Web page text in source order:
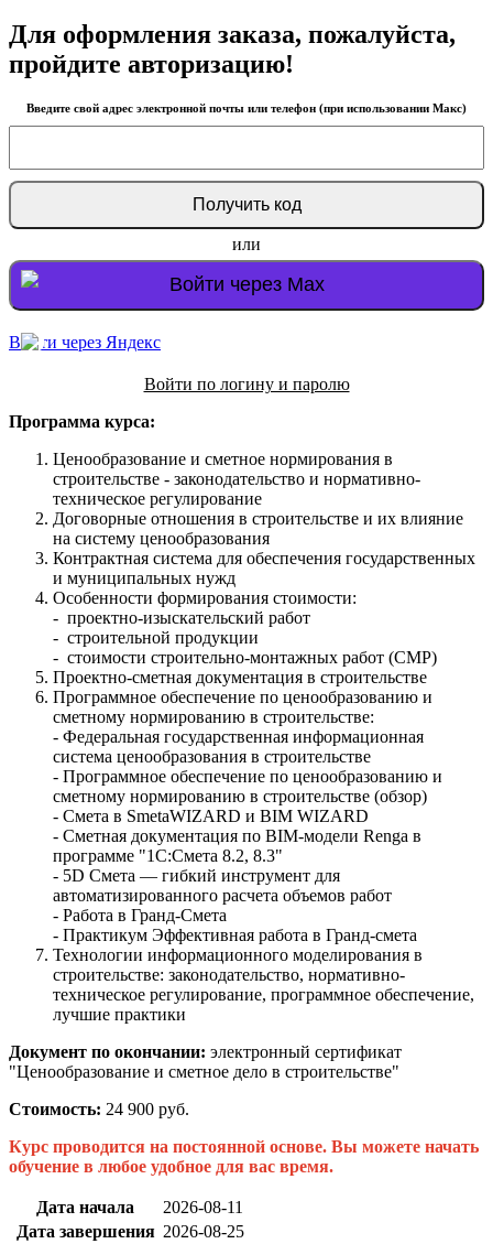
Для оформления заказа, пожалуйста,
пройдите авторизацию!
Введите свой адрес электронной почты или телефон (при использовании Макс)
или
Войти через Max
Войти через Яндекс
Войти по логину и паролю
Программа курса:
Ценообразование и сметное нормирования в
строительстве - законодательство и нормативно-
техническое регулирование
Договорные отношения в строительстве и их влияние
на систему ценообразования
Контрактная система для обеспечения государственных
и муниципальных нужд
Особенности формирования стоимости:
- проектно-изыскательский работ
- строительной продукции
- стоимости строительно-монтажных работ (СМР)
Проектно-сметная документация в строительстве
Программное обеспечение по ценообразованию и
сметному нормированию в строительстве:
- Федеральная государственная информационная
система ценообразования в строительстве
- Программное обеспечение по ценообразованию и
сметному нормированию в строительстве (обзор)
- Cмета в SmetaWIZARD и BIM WIZARD
- Сметная документация по BIM-модели Renga в
программе "1С:Смета 8.2, 8.3"
- 5D Смета — гибкий инструмент для
автоматизированного расчета объемов работ
- Работа в Гранд-Смета
- Практикум Эффективная работа в Гранд-смета
Технологии информационного моделирования в
строительстве: законодательство, нормативно-
техническое регулирование, программное обеспечение,
лучшие практики
Документ по окончании: электронный сертификат
"Ценообразование и сметное дело в строительстве"
Стоимость: 24 900 руб.
Курс проводится на постоянной основе. Вы можете начать
обучение в любое удобное для вас время.
Дата начала
2026-08-11
Дата завершения 2026-08-25